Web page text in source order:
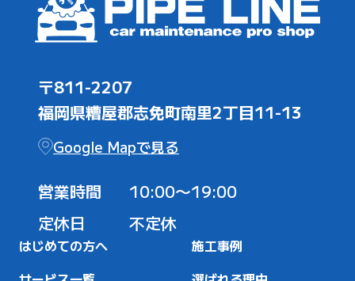
〒811-2207
福岡県糟屋郡志免町南里2丁目11-13
Google Mapで見る
営業時間
10:00〜19:00
定休日
不定休
はじめての方へ
施工事例